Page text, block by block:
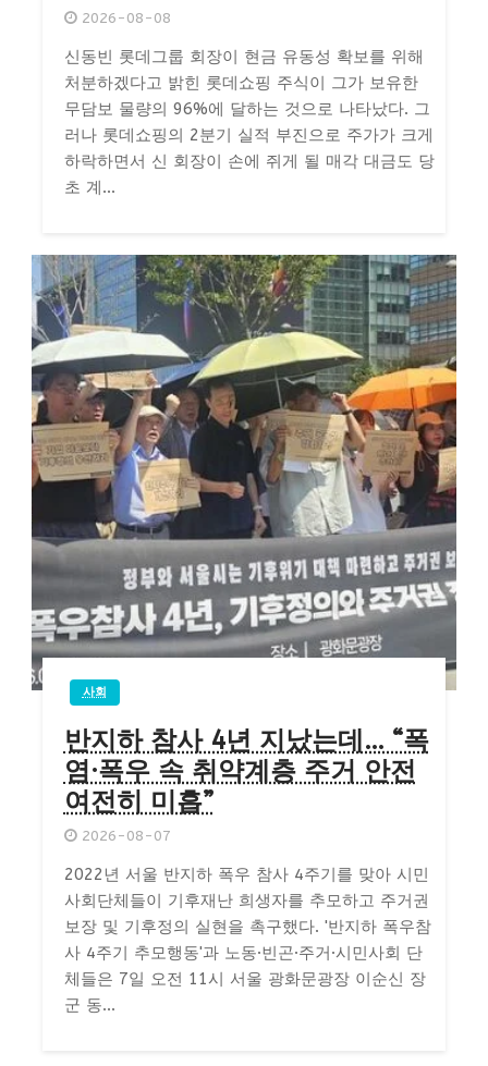
2026-08-08
신동빈 롯데그룹 회장이 현금 유동성 확보를 위해
처분하겠다고 밝힌 롯데쇼핑 주식이 그가 보유한
무담보 물량의 96%에 달하는 것으로 나타났다. 그
러나 롯데쇼핑의 2분기 실적 부진으로 주가가 크게
하락하면서 신 회장이 손에 쥐게 될 매각 대금도 당
초 계...
사회
반지하 참사 4년 지났는데… “폭
염·폭우 속 취약계층 주거 안전
여전히 미흡”
2026-08-07
2022년 서울 반지하 폭우 참사 4주기를 맞아 시민
사회단체들이 기후재난 희생자를 추모하고 주거권
보장 및 기후정의 실현을 촉구했다. '반지하 폭우참
사 4주기 추모행동'과 노동·빈곤·주거·시민사회 단
체들은 7일 오전 11시 서울 광화문광장 이순신 장
군 동...